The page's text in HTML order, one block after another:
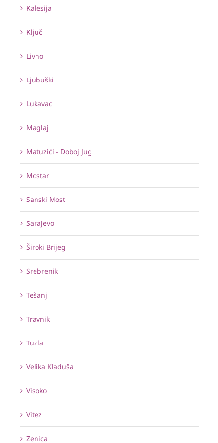
Kalesija
Ključ
Livno
Ljubuški
Lukavac
Maglaj
Matuzići - Doboj Jug
Mostar
Sanski Most
Sarajevo
Široki Brijeg
Srebrenik
Tešanj
Travnik
Tuzla
Velika Kladuša
Visoko
Vitez
Zenica